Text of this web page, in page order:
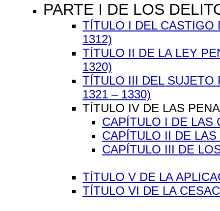
PARTE I DE LOS
TÍTULO I DEL CASTIGO
1312)
TÍTULO II DE LA LEY
1320)
TÍTULO III DEL SUJETO
1321 – 1330)
TÍTULO IV DE LAS
CAPÍTULO I DE LAS
CAPÍTULO II DE
CAPÍTULO III DE
TÍTULO V DE LA
TÍTULO VI DE LA